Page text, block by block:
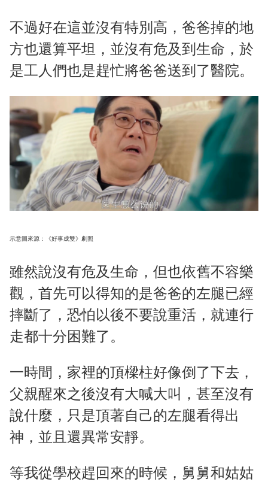
不過好在這並沒有特別高，爸爸掉的地
方也還算平坦，並沒有危及到生命，於
是工人們也是趕忙將爸爸送到了醫院。
示意圖來源：《好事成雙》劇照
雖然說沒有危及生命，但也依舊不容樂
觀，首先可以得知的是爸爸的左腿已經
摔斷了，恐怕以後不要說重活，就連行
走都十分困難了。
一時間，家裡的頂樑柱好像倒了下去，
父親醒來之後沒有大喊大叫，甚至沒有
說什麼，只是頂著自己的左腿看得出
神，並且還異常安靜。
等我從學校趕回來的時候，舅舅和姑姑